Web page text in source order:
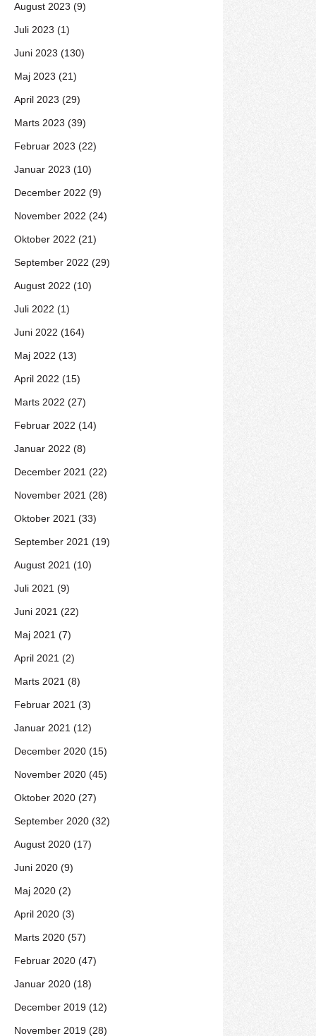
August 2023 (9)
Juli 2023 (1)
Juni 2023 (130)
Maj 2023 (21)
April 2023 (29)
Marts 2023 (39)
Februar 2023 (22)
Januar 2023 (10)
December 2022 (9)
November 2022 (24)
Oktober 2022 (21)
September 2022 (29)
August 2022 (10)
Juli 2022 (1)
Juni 2022 (164)
Maj 2022 (13)
April 2022 (15)
Marts 2022 (27)
Februar 2022 (14)
Januar 2022 (8)
December 2021 (22)
November 2021 (28)
Oktober 2021 (33)
September 2021 (19)
August 2021 (10)
Juli 2021 (9)
Juni 2021 (22)
Maj 2021 (7)
April 2021 (2)
Marts 2021 (8)
Februar 2021 (3)
Januar 2021 (12)
December 2020 (15)
November 2020 (45)
Oktober 2020 (27)
September 2020 (32)
August 2020 (17)
Juni 2020 (9)
Maj 2020 (2)
April 2020 (3)
Marts 2020 (57)
Februar 2020 (47)
Januar 2020 (18)
December 2019 (12)
November 2019 (28)